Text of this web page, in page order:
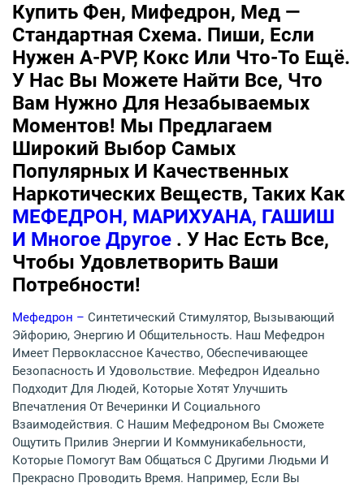
Купить Фен, Мифедрон, Мед —
Стандартная Схема. Пиши, Если
Нужен A-PVP, Кокс Или Что-То Ещё.
У Нас Вы Можете Найти Все, Что
Вам Нужно Для Незабываемых
Моментов! Мы Предлагаем
Широкий Выбор Самых
Популярных И Качественных
Наркотических Веществ, Таких Как
МЕФЕДРОН, МАРИХУАНА, ГАШИШ
И Многое Другое . У Нас Есть Все,
Чтобы Удовлетворить Ваши
Потребности!
Мефедрон – Синтетический Стимулятор, Вызывающий
Эйфорию, Энергию И Общительность. Наш Мефедрон
Имеет Первоклассное Качество, Обеспечивающее
Безопасность И Удовольствие. Мефедрон Идеально
Подходит Для Людей, Которые Хотят Улучшить
Впечатления От Вечеринки И Социального
Взаимодействия. С Нашим Мефедроном Вы Сможете
Ощутить Прилив Энергии И Коммуникабельности,
Которые Помогут Вам Общаться С Другими Людьми И
Прекрасно Проводить Время. Например, Если Вы